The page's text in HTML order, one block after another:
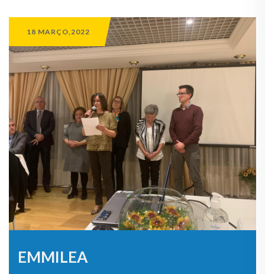
18 MARÇO,2022
EMMILEA